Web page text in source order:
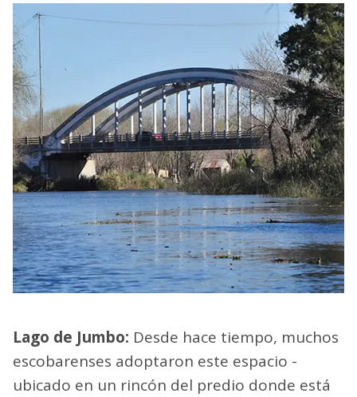
Lago de Jumbo: Desde hace tiempo, muchos
escobarenses adoptaron este espacio -
ubicado en un rincón del predio donde está